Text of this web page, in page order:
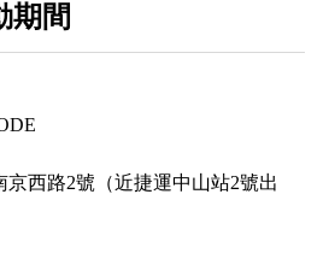
期間
京西路2號（近捷運中山站2號出